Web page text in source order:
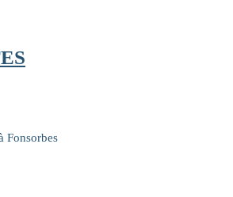
Fonsorbes